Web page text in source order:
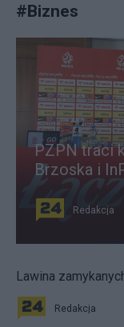
#Biznes
PZPN traci
Brzoska i
Redakcja
Lawina
Redakcja